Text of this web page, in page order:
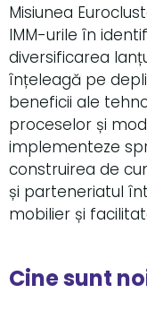
Misiunea
IMM-urile în
diversificarea
înțeleagă pe
beneficii ale
proceselor și
implementeze
construirea de
și parteneriatul
mobilier și
Cine sunt